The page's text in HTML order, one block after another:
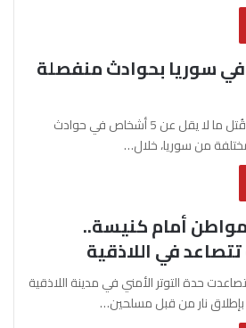
في سوريا بحوادث منفصلة
آفرين علو ـ xeber24.net قُتل ما لا يقل عن 5 أشخاص في حوادث
من سوريا، خلال…
أمام كنيسة..
تتصاعد في اللاذقية
سوز خليل ـ xeber24.net تصاعدت حدة التوتر الأمني في مدينة اللاذقية
نار من قبل مسلحين…